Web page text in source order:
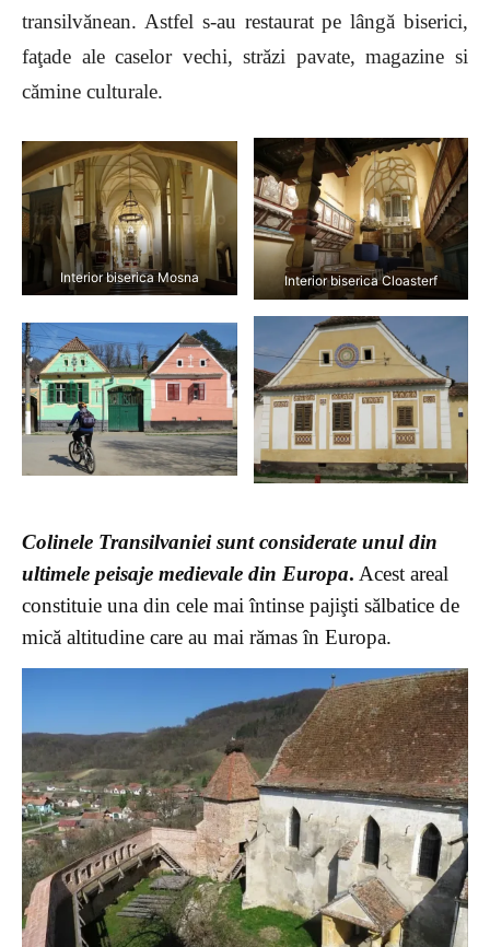
transilvănean. Astfel s-au restaurat pe lângă biserici,
faţade ale caselor vechi, străzi pavate, magazine si
cămine culturale.
Interior biserica Mosna Interior biserica Cloasterf
Colinele Transilvaniei sunt considerate unul din
ultimele peisaje medievale din Europa. Acest areal
constituie una din cele mai întinse pajişti sălbatice de
mică altitudine care au mai rămas în Europa.